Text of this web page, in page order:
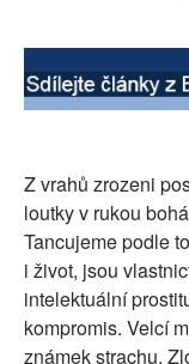
Z vrahů zrozeni
loutky v rukou
Tancujeme podle
i život, jsou
intelektuální
kompromis. Velcí
známek strachu.